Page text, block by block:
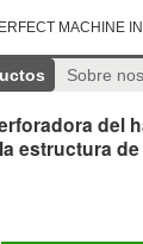
MACHINE
Sobre
del
estructura